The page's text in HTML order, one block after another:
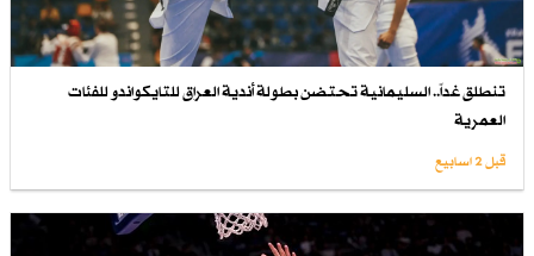
تنطلق غداً.. السليمانية تحتضن بطولة أندية العراق للتايكواندو للفئات
العمرية
قبل 2 اسابیع